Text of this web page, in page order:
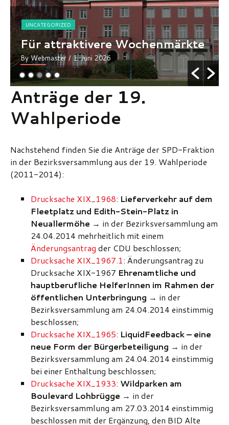
UNCATEGORIZED
Für attraktivere Wochenmärkte
By Webmaster / 1. Juni 2026
Anträge der 19.
Wahlperiode
Nachstehend finden Sie die Anträge der SPD-Fraktion
in der Bezirksversammlung aus der 19. Wahlperiode
(2011-2014):
Drucksache XIX_1968: Lieferverkehr auf dem
Fleetplatz und Edith-Stein-Platz in
Neuallermöhe → in der Bezirksversammlung am
24.04.2014 mehrheitlich mit einem
Änderungsantrag der CDU beschlossen;
Drucksache XIX_1967.1: Änderungsantrag zu
Drucksache XIX-1967 Ehrenamtliche und
hauptberufliche HelferInnen im Rahmen der
öffentlichen Unterbringung → in der
Bezirksversammlung am 24.04.2014 einstimmig
beschlossen;
Drucksache XIX_1965: LiquidFeedback – eine
neue Form der Bürgerbeteiligung → in der
Bezirksversammlung am 24.04.2014 einstimmig
bei einer Enthaltung beschlossen;
Drucksache XIX_1933: Wildparken am
Boulevard Lohbrügge → in der
Bezirksversammlung am 27.03.2014 einstimmig
beschlossen mit der Ergänzung, den BID Alte